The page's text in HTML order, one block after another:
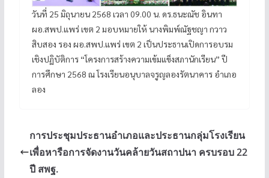
วันที่ 25 มิถุนายน 2568 เวลา 09.00 น. ดร.ธนะณัช อินทา
ผอ.สพป.แพร่ เขต 2 มอบหมายให้ นางพิมพ์ณัฐชญา กวาว
สิบสอง รอง ผอ.สพป.แพร่ เขต 2 เป็นประธานเปิดการอบรม
เชิงปฏิบัติการ “โครงการสร้างความเข้มแข็งสภานักเรียน” ปี
การศึกษา 2568 ณ โรงเรียนอนุบาลจรูญลองรัตนาคาร อำเภอ
ลอง
การประชุมประธานอำเภอและประธานกลุ่มโรงเรียน
เพื่อหารือการจัดงานวันคล้ายวันสถาปนา ครบรอบ 22
ปี สพฐ.